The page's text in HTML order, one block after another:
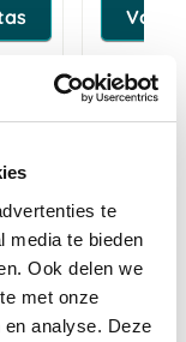
te
media te bieden
Ook delen we
met onze
analyse. Deze
Voeg
Een Vraag